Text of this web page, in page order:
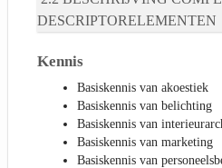
DESCRIPTORELEMENTEN
Kennis
Basiskennis van akoestiek
Basiskennis van belichting
Basiskennis van
Basiskennis van marketing
Basiskennis van